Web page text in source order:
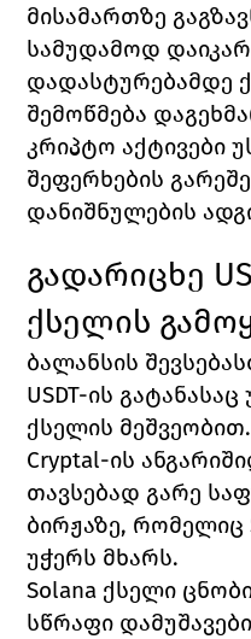
მისამართზე
სამუდამოდ
დადასტურებამდე
შემოწმება
კრიპტო აქტივები
შეფერხების
დანიშნულების
გადარიცხე
ქსელის
ბალანსის
USDT-ის
ქსელის მეშვეობით.
Cryptal-ის
თავსებად გარე
ბირჟაზე, რომელიც
უჭერს მხარს.
Solana ქსელი
სწრაფი